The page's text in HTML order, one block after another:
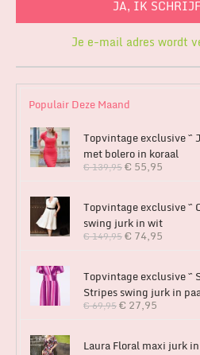
Je e-mail adres wordt
Populair Deze Maand
Topvintage exclusive ~
met bolero in koraal
€139,95€ 55,95
Topvintage exclusive ~
swing jurk in wit
€149,95€ 74,95
Topvintage exclusive ~
Stripes swing jurk in
€69,95€ 27,95
Laura Floral maxi jurk